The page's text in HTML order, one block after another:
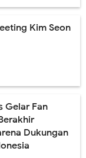
Kim Seon
Gelar Fan
Dukungan